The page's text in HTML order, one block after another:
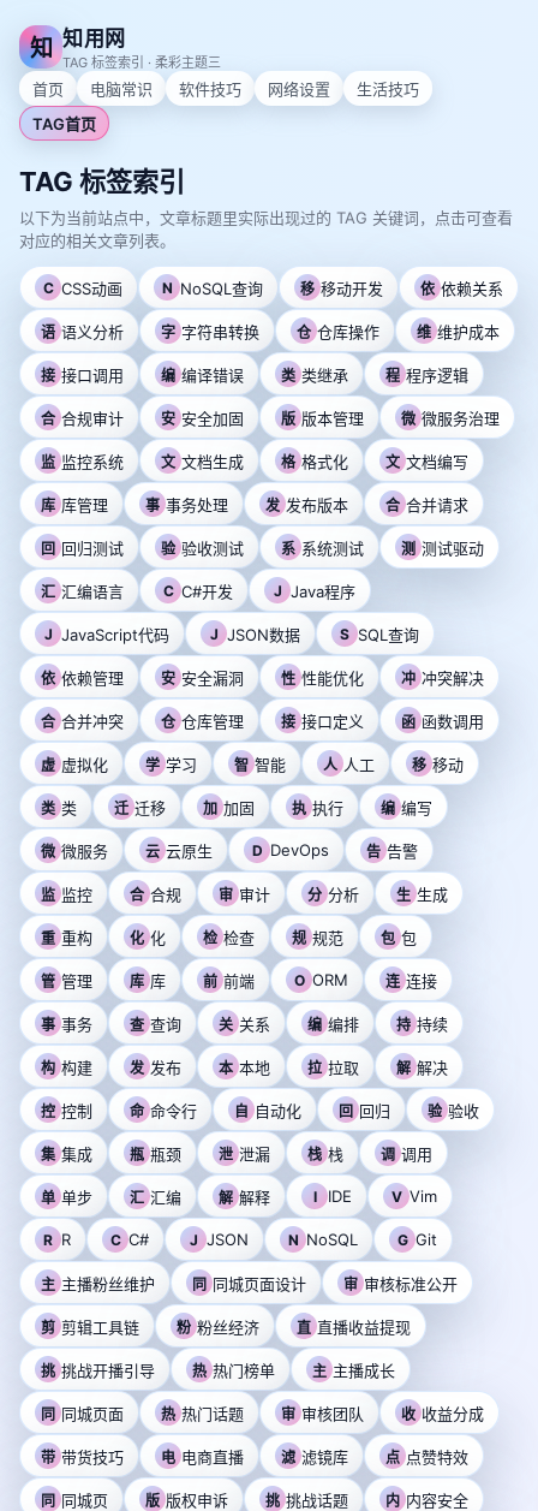
知 知用网
TAG 标签索引 · 柔彩主题三
首页 电脑常识 软件技巧 网络设置
生活技巧
TAG首页
TAG 标签索引
以下为当前站点中，文章标题里实际出现过的 TAG 关键词，点击可查看
对应的相关文章列表。
C CSS动画 N NoSQL查询 移 移动开发 依 依赖关系
语 语义分析 字 字符串转换 仓 仓库操作 维 维护成本
接 接口调用 编 编译错误 类 类继承 程 程序逻辑
合 合规审计 安 安全加固 版 版本管理 微 微服务治理
监 监控系统 文 文档生成 格 格式化 文 文档编写
库 库管理 事 事务处理 发 发布版本 合 合并请求
回 回归测试 验 验收测试 系 系统测试 测 测试驱动
汇 汇编语言 C C#开发 J Java程序
J JavaScript代码 J JSON数据 S SQL查询
依 依赖管理 安 安全漏洞 性 性能优化 冲 冲突解决
合 合并冲突 仓 仓库管理 接 接口定义 函 函数调用
虚 虚拟化 学 学习 智 智能 人 人工 移 移动
类 类 迁 迁移 加 加固 执 执行 编 编写
微 微服务 云 云原生 D DevOps 告 告警
监 监控 合 合规 审 审计 分 分析 生 生成
重 重构 化 化 检 检查 规 规范 包 包
管 管理 库 库 前 前端 O ORM 连 连接
事 事务 查 查询 关 关系 编 编排 持 持续
构 构建 发 发布 本 本地 拉 拉取 解 解决
控 控制 命 命令行 自 自动化 回 回归 验 验收
集 集成 瓶 瓶颈 泄 泄漏 栈 栈 调 调用
单 单步 汇 汇编 解 解释 I IDE V Vim
R R C C# J JSON N NoSQL G Git
主 主播粉丝维护 同 同城页面设计 审 审核标准公开
剪 剪辑工具链 粉 粉丝经济 直 直播收益提现
挑 挑战开播引导 热 热门榜单 主 主播成长
同 同城页面 热 热门话题 审 审核团队 收 收益分成
带 带货技巧 电 电商直播 滤 滤镜库 点 点赞特效
同 同城页 版 版权申诉 挑 挑战话题 内 内容安全